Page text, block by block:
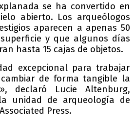
se ha convertido en
abierto. Los arqueólogos
aparecen a apenas 50
y que algunos días
hasta 15 cajas de objetos.
excepcional para trabajar
de forma tangible la
declaró Lucie Altenburg,
unidad de arqueología de
Press.